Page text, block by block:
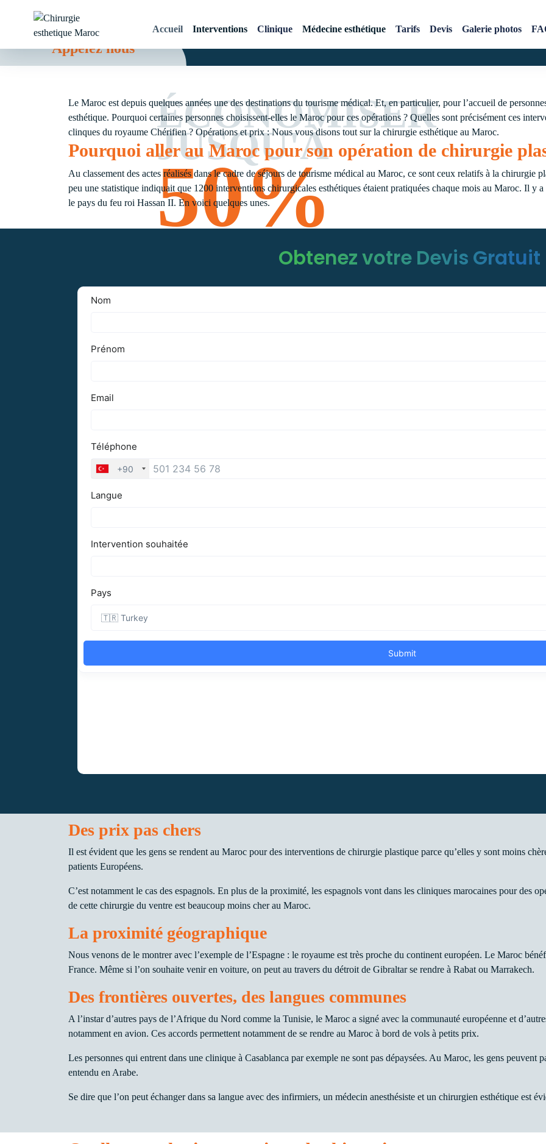
Chirurgie esthetique
Accueil Interventions Clinique Médecine esthétique Tarifs Devis Galerie photos
ÉCONOMISER
JUSQU'À
50%
Chirurgie esthetique Maroc
Appelez nous
Le Maroc est depuis quelques années une des destinations du tourisme médical. Et, en particulier, pour l’accueil de
esthétique. Pourquoi certaines personnes choisissent-elles le Maroc pour ces opérations ? Quelles sont précisément ces
clinques du royaume Chérifien ? Opérations et prix : Nous vous disons tout sur la chirurgie esthétique au Maroc.
Pourquoi aller au Maroc pour son opération de chirurgie
Au classement des actes réalisés dans le cadre de séjours de tourisme médical au Maroc, ce sont ceux relatifs à la chirurgie
peu une statistique indiquait que 1200 interventions chirurgicales esthétiques étaient pratiquées chaque mois au Maroc. Il y
le pays du feu roi Hassan II. En voici quelques unes.
Obtenez votre Devis Gratuit
Des prix pas chers
Il est évident que les gens se rendent au Maroc pour des interventions de chirurgie plastique parce qu’elles y sont moins
patients Européens.
C’est notamment le cas des espagnols. En plus de la proximité, les espagnols vont dans les cliniques marocaines pour des
de cette chirurgie du ventre est beaucoup moins cher au Maroc.
La proximité géographique
Nous venons de le montrer avec l’exemple de l’Espagne : le royaume est très proche du continent européen. Le Maroc
France. Même si l’on souhaite venir en voiture, on peut au travers du détroit de Gibraltar se rendre à Rabat ou Marrakech.
Des frontières ouvertes, des langues communes
A l’instar d’autres pays de l’Afrique du Nord comme la Tunisie, le Maroc a signé avec la communauté européenne et
notamment en avion. Ces accords permettent notamment de se rendre au Maroc à bord de vols à petits prix.
Les personnes qui entrent dans une clinique à Casablanca par exemple ne sont pas dépaysées. Au Maroc, les gens peuvent
entendu en Arabe.
Se dire que l’on peut échanger dans sa langue avec des infirmiers, un médecin anesthésiste et un chirurgien esthétique est